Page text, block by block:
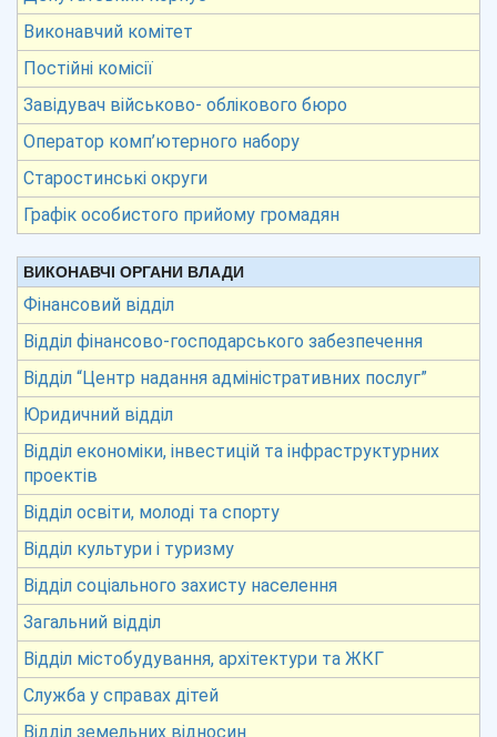
Виконавчий комітет
Постійні комісії
Завідувач військово- облікового бюро
Оператор комп’ютерного набору
Старостинські округи
Графік особистого прийому громадян
ВИКОНАВЧІ ОРГАНИ ВЛАДИ
Фінансовий відділ
Відділ фінансово-господарського забезпечення
Відділ “Центр надання адміністративних послуг”
Юридичний відділ
Відділ економіки, інвестицій та інфраструктурних
проектів
Відділ освіти, молоді та спорту
Відділ культури і туризму
Відділ соціального захисту населення
Загальний відділ
Відділ містобудування, архітектури та ЖКГ
Служба у справах дітей
Відділ земельних відносин